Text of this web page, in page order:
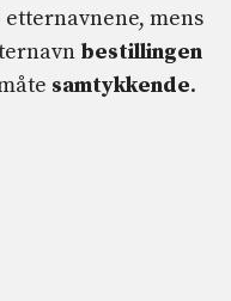
mens
bestillingen
samtykkende.